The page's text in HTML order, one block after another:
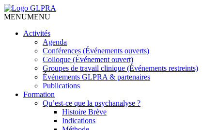
MENUMENU
Activités
Agenda
Conférences (Événements ouverts)
Colloque (Événement ouvert)
Groupes de travail clinique (Événements restreints)
Événements GLPRA & partenaires
Publications
Formation
Qu’est-ce que la psychanalyse ?
Histoire Brève
Indications